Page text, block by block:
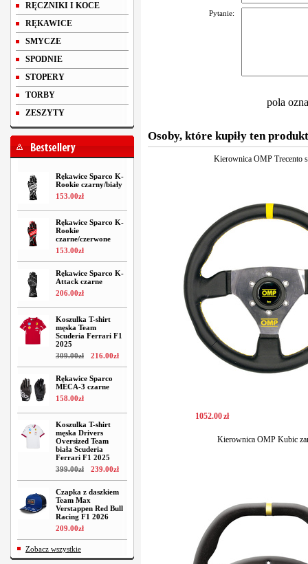
RĘCZNIKI I KOCE
RĘKAWICE
SMYCZE
SPODNIE
STOPERY
TORBY
ZESZYTY
Rękawice Sparco K-
Rookie czarny/biały
153.00zł
Rękawice Sparco K-
Rookie
czarne/czerwone
153.00zł
Rękawice Sparco K-
Attack czarne
206.00zł
Koszulka T-shirt
męska Team
Scuderia Ferrari F1
2025
309.00zł 216.00zł
Rękawice Sparco
MECA-3 czarne
158.00zł
Koszulka T-shirt
męska Drivers
Oversized Team
biała Scuderia
Ferrari F1 2025
399.00zł 239.00zł
Czapka z daszkiem
Team Max
Verstappen Red Bull
Racing F1 2026
209.00zł
Zobacz wszystkie
Pytanie:
pola
Osoby, które kupiły ten
Kierownica OMP Trecento
1052.00zł
Kierownica OMP Kubic